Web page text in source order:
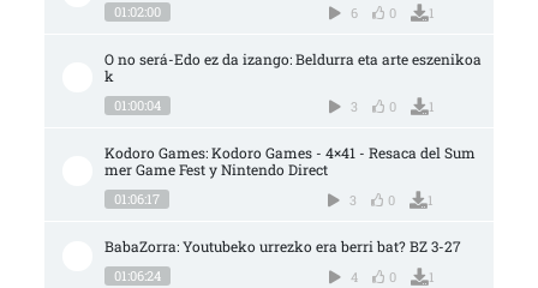
01:02:00 6 0 1
O no será-Edo ez da izango: Beldurra eta arte eszenikoa
k
01:00:04 3 0 1
Kodoro Games: Kodoro Games - 4×41 - Resaca del Sum
mer Game Fest y Nintendo Direct
01:06:17 3 0 1
BabaZorra: Youtubeko urrezko era berri bat? BZ 3-27
01:06:24 4 0 1